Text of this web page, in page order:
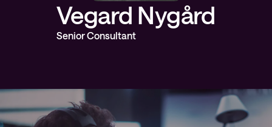
Vegard Nygård
Senior Consultant